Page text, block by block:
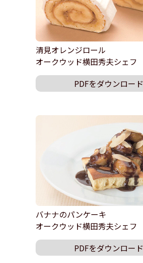
清見オレンジロール
オークウッド横田秀夫シェフ
PDFをダウンロード
バナナのパンケーキ
オークウッド横田秀夫シェフ
PDFをダウンロード